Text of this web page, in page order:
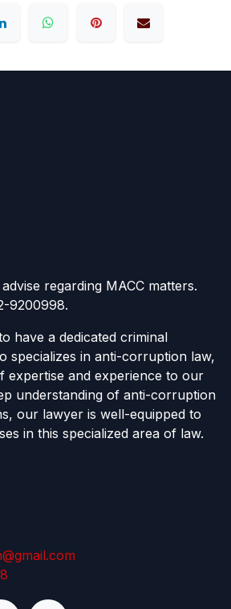
regarding MACC matters.
9200998.
have a dedicated criminal
specializes in anti-corruption law,
expertise and experience to our
understanding of anti-corruption
our lawyer is well-equipped to
in this specialized area of law.